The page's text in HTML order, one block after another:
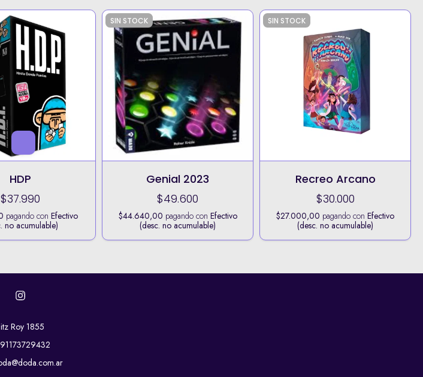
HDP
$37.990
pagando conEfectivo
no acumulable)
SIN STOCK
Genial 2023
$49.600
$44.640,00 pagando con Efectivo
(desc. no acumulable)
SIN STOCK
Recreo Arcano
$30.000
$27.000,00 pagando conEfectivo
(desc. no acumulable)
Roy 1855